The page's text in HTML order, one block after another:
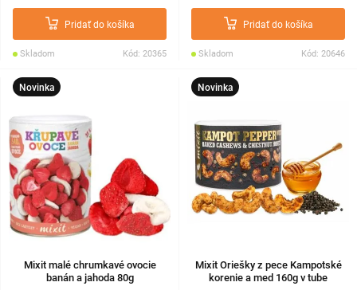
Pridať do košíka
Skladom Kód: 20365
Pridať do košíka
Skladom Kód: 20646
Novinka
Mixit malé chrumkavé ovocie
banán a jahoda 80g
Novinka
Mixit Oriešky z pece Kampotské
korenie a med 160g v tube